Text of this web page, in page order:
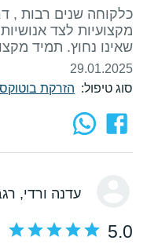
כלקוחה שנים רבות ,
מקצועיות לצד
שאינו נחוץ. תמיד
29.01.2025
סוג טיפול: הזרקת בוטוקס
עדנה ורדי,
5.0